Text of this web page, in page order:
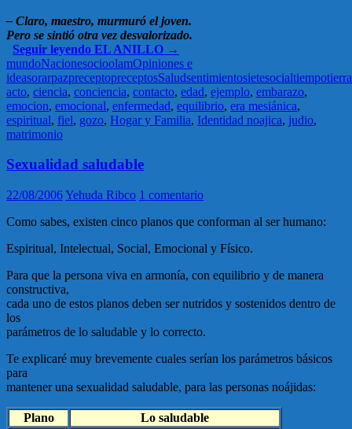
– Claro, maestro, murmuró el joven.
Pero se sintió otra vez desvalorizado.
Seguir leyendo EL ANILLO →
mundoNacionesocioolamOpiniones e
ideasorarpazpreceptopreceptosSaludsentimientosietesocialtiempotierra
acto, ciencia, conciencia, contacto, edad, ejemplo, embarazo,
emocion, emocional, enfermedad, equilibrio, era mesiánica,
espiritual, fiel, gozo, Hogar y Familia, Identidad noajica, judio,
matrimonio
Sexualidad saludable
22/08/2006Yehuda Ribco 1 comentario
Como sabes, existen cinco planos que conforman al ser humano:
Espiritual, Intelectual, Social, Emocional y Físico.
Para que la persona viva en armonía, con equilibrio y de manera
constructiva,
cada uno de estos planos deben ser nutridos y sostenidos dentro de
los
parámetros de lo saludable y lo correcto.
Te explicaré muy brevemente cuales serían los parámetros básicos
para
mantener una sexualidad saludable, para las personas noájidas:
Plano Lo saludable